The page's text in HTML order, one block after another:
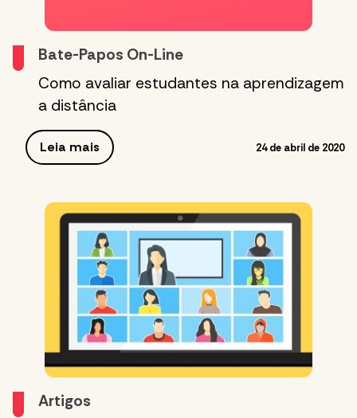
Bate-Papos On-Line
Como avaliar estudantes na aprendizagem
a distância
Leia mais 24 de abril de 2020
Artigos